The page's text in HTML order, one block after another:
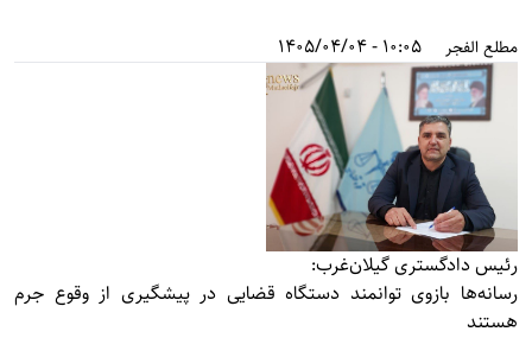
مطلع الفجر 10:05 - 1405/04/04
رئیس دادگستری گیلان‌غرب:
رسانه‌ها بازوی توانمند دستگاه قضایی در پیشگیری از وقوع جرم
هستند